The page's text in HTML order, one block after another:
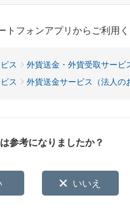
フォンアプリからご利用く
ス 外貨送金・外貨受取サービ
ス 外貨送金サービス（法人の
参考になりましたか？
いいえ